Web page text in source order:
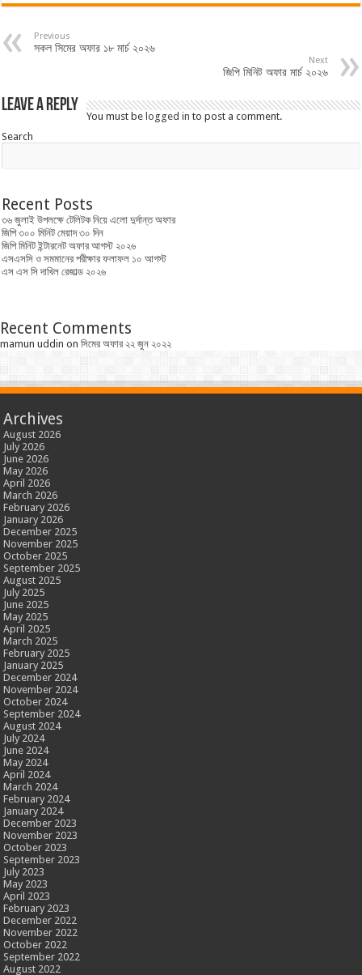
Previous
সকল সিমের অফার ১৮ মার্চ ২০২৬
Next
জিপি মিনিট অফার মার্চ ২০২৬
Leave a Reply
You must be logged in to post a comment.
Search
Recent Posts
৩৬ জুলাই উপলক্ষে টেলিটক নিয়ে এলো দুর্দান্ত অফার
জিপি ৩০০ মিনিট মেয়াদ ৩০ দিন
জিপি মিনিট ইন্টারনেট অফার আগস্ট ২০২৬
এসএসসি ও সমমানের পরীক্ষার ফলাফল ১০ আগস্ট
এস এস সি দাখিল রেজাল্ড ২০২৬
Recent Comments
mamun uddin on সিমের অফার ২২ জুন ২০২২
Archives
August 2026
July 2026
June 2026
May 2026
April 2026
March 2026
February 2026
January 2026
December 2025
November 2025
October 2025
September 2025
August 2025
July 2025
June 2025
May 2025
April 2025
March 2025
February 2025
January 2025
December 2024
November 2024
October 2024
September 2024
August 2024
July 2024
June 2024
May 2024
April 2024
March 2024
February 2024
January 2024
December 2023
November 2023
October 2023
September 2023
July 2023
May 2023
April 2023
February 2023
December 2022
November 2022
October 2022
September 2022
August 2022